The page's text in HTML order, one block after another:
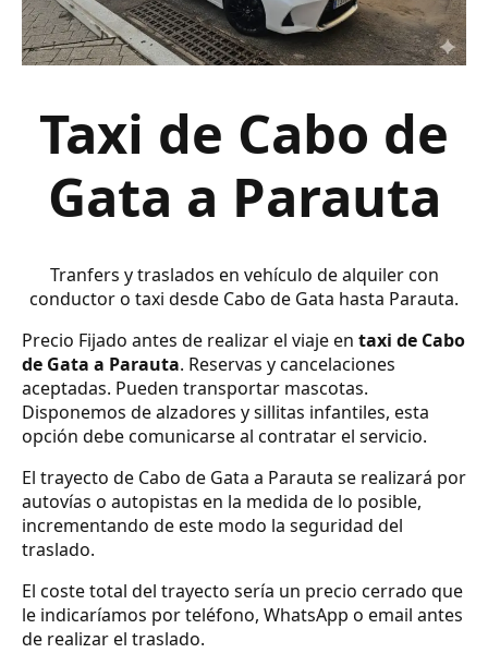
Taxi de Cabo de
Gata a Parauta
Tranfers y traslados en vehículo de alquiler con
conductor o taxi desde Cabo de Gata hasta Parauta.
Precio Fijado antes de realizar el viaje en taxi de Cabo
de Gata a Parauta. Reservas y cancelaciones
aceptadas. Pueden transportar mascotas.
Disponemos de alzadores y sillitas infantiles, esta
opción debe comunicarse al contratar el servicio.
El trayecto de Cabo de Gata a Parauta se realizará por
autovías o autopistas en la medida de lo posible,
incrementando de este modo la seguridad del
traslado.
El coste total del trayecto sería un precio cerrado que
le indicaríamos por teléfono, WhatsApp o email antes
de realizar el traslado.